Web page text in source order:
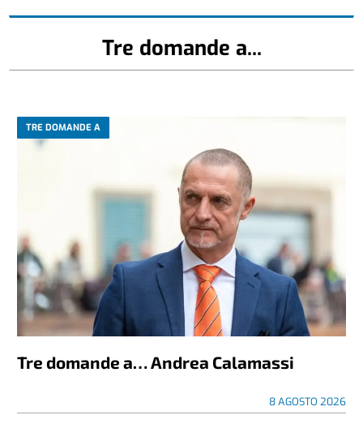
Tre domande a...
TRE DOMANDE A
Tre domande a… Andrea Calamassi
8 AGOSTO 2026